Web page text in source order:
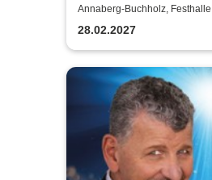
Queen Alive
Annaberg-Buchholz,
Buchholz
28.02.2027